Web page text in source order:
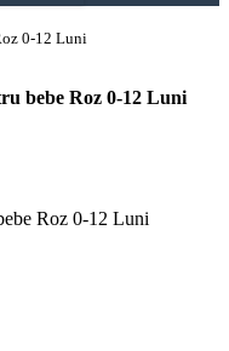
0-12 Luni
bebe Roz 0-12 Luni
Roz 0-12 Luni